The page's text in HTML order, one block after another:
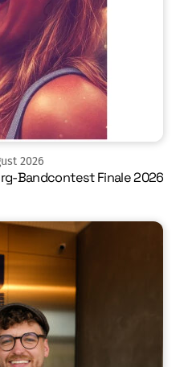
2026
Bandcontest Finale 2026